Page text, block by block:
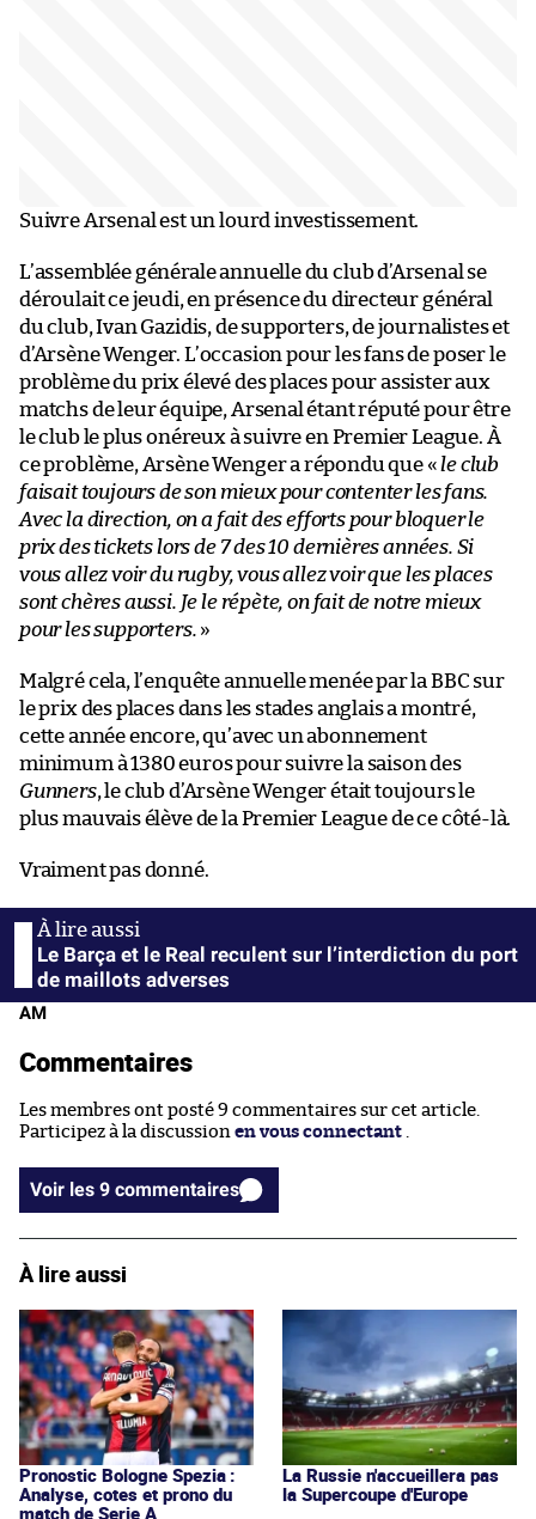
Suivre Arsenal est un lourd investissement.
L’assemblée générale annuelle du club d’Arsenal se
déroulait ce jeudi, en présence du directeur général
du club, Ivan Gazidis, de supporters, de journalistes et
d’Arsène Wenger. L’occasion pour les fans de poser le
problème du prix élevé des places pour assister aux
matchs de leur équipe, Arsenal étant réputé pour être
le club le plus onéreux à suivre en Premier League. À
ce problème, Arsène Wenger a répondu que « le club
faisait toujours de son mieux pour contenter les fans.
Avec la direction, on a fait des efforts pour bloquer le
prix des tickets lors de 7 des 10 dernières années. Si
vous allez voir du rugby, vous allez voir que les places
sont chères aussi. Je le répète, on fait de notre mieux
pour les supporters. »
Malgré cela, l’enquête annuelle menée par la BBC sur
le prix des places dans les stades anglais a montré,
cette année encore, qu’avec un abonnement
minimum à 1380 euros pour suivre la saison des
Gunners, le club d’Arsène Wenger était toujours le
plus mauvais élève de la Premier League de ce côté-là.
Vraiment pas donné.
Le Barça et le Real reculent sur l’interdiction du port
de maillots adverses
AM
Commentaires
Les membres ont posté 9 commentaires sur cet article.
Participez à la discussion en vous connectant
Voir les 9 commentaires
À lire aussi
Pronostic Bologne Spezia :
Analyse, cotes et prono du
match de Serie A
La Russie n'accueillera pas
la Supercoupe d'Europe